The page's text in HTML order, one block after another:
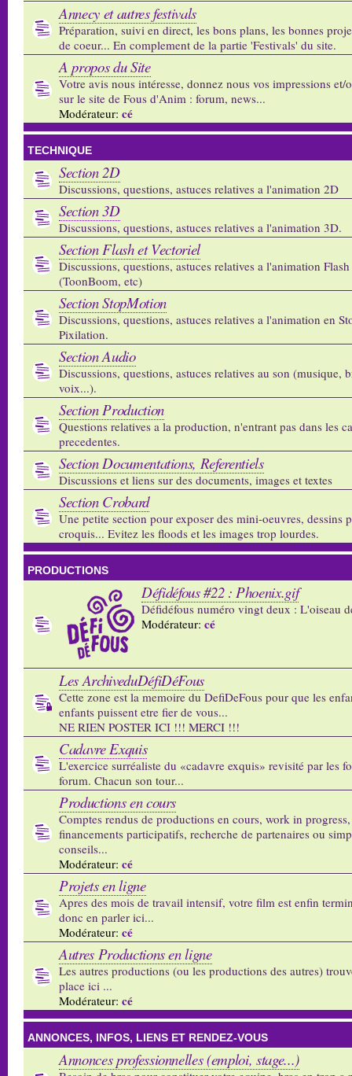
Annecy et autres festivals
Préparation, suivi en direct, les bons plans, les bonnes
de coeur... En complement de la partie 'Festivals' du site.
A propos du Site
Votre avis nous intéresse, donnez nous vos impressions et/
sur le site de Fous d'Anim : forum, news...
Modérateur: cé
TECHNIQUE
Section 2D
Discussions, questions, astuces relatives a l'animation 2D
Section 3D
Discussions, questions, astuces relatives a l'animation 3D.
Section Flash et Vectoriel
Discussions, questions, astuces relatives a l'animation
(ToonBoom, etc)
Section StopMotion
Discussions, questions, astuces relatives a l'animation en
Pixilation.
Section Audio
Discussions, questions, astuces relatives au son (musique,
voix...).
Section Production
Questions relatives a la production, n'entrant pas dans les
precedentes.
Section Documentations, Referentiels
Discussions et liens sur des documents, images et textes
Section Crobard
Une petite section pour exposer des mini-oeuvres, dessins
croquis... Evitez les floods et les images trop lourdes.
PRODUCTIONS
Défidéfous #22 : Phoenix.gif
Défidéfous numéro vingt deux : L'oiseau
Modérateur: cé
Les ArchiveduDéfiDéFous
Cette zone est la memoire du DefiDeFous pour que les
enfants puissent etre fier de vous...
NE RIEN POSTER ICI !!! MERCI !!!
Cadavre Exquis
L'exercice surréaliste du «cadavre exquis» revisité par les
forum. Chacun son tour...
Productions en cours
Comptes rendus de productions en cours, work in
financements participatifs, recherche de partenaires ou
conseils...
Modérateur: cé
Projets en ligne
Apres des mois de travail intensif, votre film est enfin
donc en parler ici...
Modérateur: cé
Autres Productions en ligne
Les autres productions (ou les productions des autres)
place ici ...
Modérateur: cé
ANNONCES, INFOS, LIENS ET RENDEZ-VOUS
Annonces professionnelles (emploi, stage...)